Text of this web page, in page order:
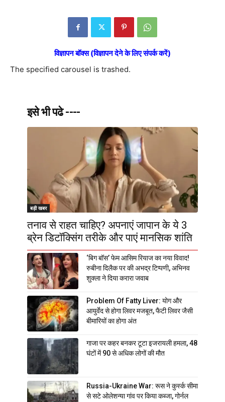
विज्ञापन बॉक्स (विज्ञापन देने के लिए संपर्क करें)
The specified carousel is trashed.
इसे भी पढे ----
बड़ी खबर
तनाव से राहत चाहिए? अपनाएं जापान के ये 3
ब्रेन डिटॉक्सिंग तरीके और पाएं मानसिक शांति
‘बिग बॉस’ फेम आसिम रियाज का नया विवाद!
रुबीना दिलैक पर की अभद्र टिप्पणी, अभिनव
शुक्ला ने दिया करारा जवाब
Problem Of Fatty Liver: योग और
आयुर्वेद से होगा लिवर मजबूत, फैटी लिवर जैसी
बीमारियों का होगा अंत
गाजा पर कहर बनकर टूटा इजरायली हमला, 48
घंटों में 90 से अधिक लोगों की मौत
Russia-Ukraine War: रूस ने कुर्स्क सीमा
से सटे ओलेशन्या गांव पर किया कब्जा, गोर्नल